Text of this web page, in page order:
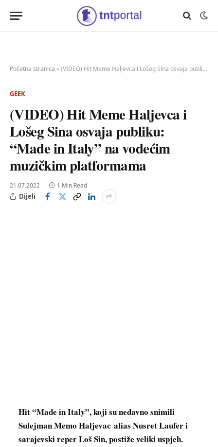
Početna stranica »(VIDEO) Hit Meme Haljevca i Lošeg Sina osvaja publiku: “Made in Italy” na vodećim muzičkim platformama
GEEK
(VIDEO) Hit Meme Haljevca i
Lošeg Sina osvaja publiku:
“Made in Italy” na vodećim
muzičkim platformama
21.07.2022 1 Min Read
Dijeli
Hit “Made in Italy”, koji su nedavno snimili
Sulejman Memo Haljevac alias Nusret Laufer i
sarajevski reper Loš Sin, postiže veliki uspjeh.